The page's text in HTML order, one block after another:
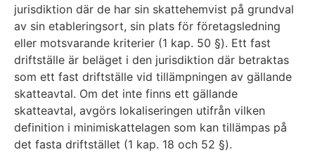
jurisdiktion där de har sin skattehemvist på grundval
av sin etableringsort, sin plats för företagsledning
eller motsvarande kriterier (1 kap. 50 §). Ett fast
driftställe är beläget i den jurisdiktion där betraktas
som ett fast driftställe vid tillämpningen av gällande
skatteavtal. Om det inte finns ett gällande
skatteavtal, avgörs lokaliseringen utifrån vilken
definition i minimiskattelagen som kan tillämpas på
det fasta driftstället (1 kap. 18 och 52 §).